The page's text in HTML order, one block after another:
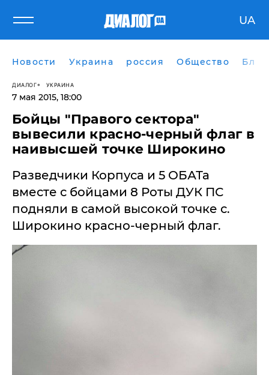
UA
Новости Украина россия Общество
ДИАЛОГ УКРАИНА
7 мая 2015, 18:00
Бойцы "Правого сектора"
вывесили красно-черный флаг в
наивысшей точке Широкино
Разведчики Корпуса и 5 ОБАТа
вместе с бойцами 8 Роты ДУК ПС
подняли в самой высокой точке с.
Широкино красно-черный флаг.